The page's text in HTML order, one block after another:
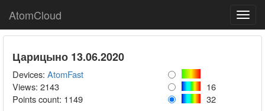
AtomCloud
Царицыно 13.06.2020
Devices: AtomFast
Views: 2143
16
Points count: 1149 32